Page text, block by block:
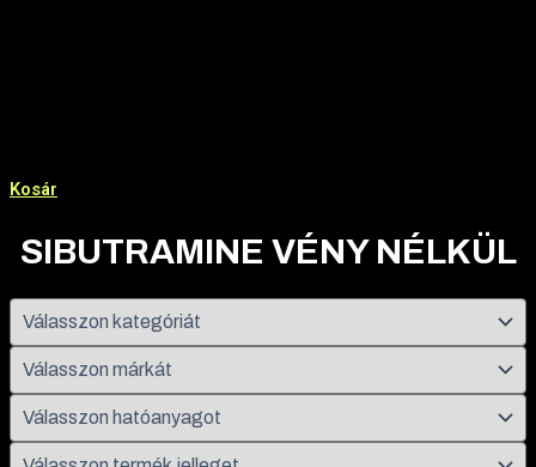
Kosár
SIBUTRAMINE VÉNY NÉLKÜL